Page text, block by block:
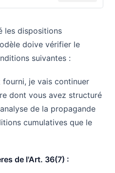
les dispositions
doive vérifier le
suivantes :
fourni, je vais continuer
dont vous avez structuré
de la propagande
cumulatives que le
de l'Art. 36(7) :